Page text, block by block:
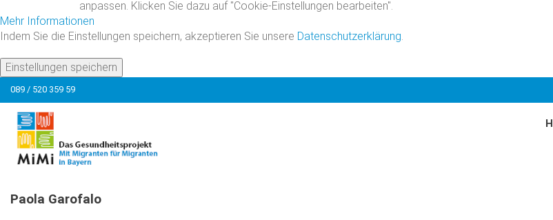
anpassen. Klicken Sie dazu auf "Cookie-Einstellungen bearbeiten".
Mehr Informationen
Indem Sie die Einstellungen speichern, akzeptieren Sie unsere Datenschutzerklärung.
Einstellungen speichern
089 / 520 359 59
Paola Garofalo